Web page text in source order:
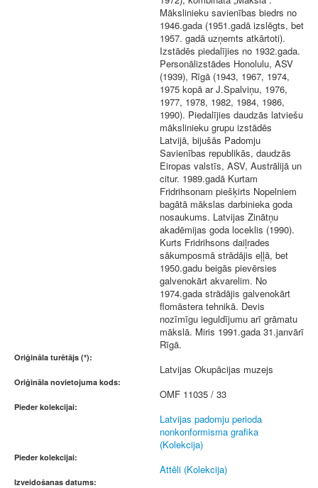
Mākslinieku savienības biedrs no
1946.gada (1951.gadā izslēgts, bet
1957. gadā uzņemts atkārtoti).
Izstādēs piedalījies no 1932.gada.
Personālizstādes Honolulu, ASV
(1939), Rīgā (1943, 1967, 1974,
1975 kopā ar J.Spalviņu, 1976,
1977, 1978, 1982, 1984, 1986,
1990). Piedalījies daudzās latviešu
mākslinieku grupu izstādēs
Latvijā, bijušās Padomju
Savienības republikās, daudzās
Eiropas valstīs, ASV, Austrālijā un
citur. 1989.gadā Kurtam
Fridrihsonam piešķirts Nopelniem
bagātā mākslas darbinieka goda
nosaukums. Latvijas Zinātņu
akadēmijas goda loceklis (1990).
Kurts Fridrihsons daiļrades
sākumposmā strādājis eļļā, bet
1950.gadu beigās pievērsies
galvenokārt akvarelim. No
1974.gada strādājis galvenokārt
flomāstera tehnikā. Devis
nozīmīgu ieguldījumu arī grāmatu
mākslā. Miris 1991.gada 31.janvārī
Rīgā.
Oriģināla turētājs (*):
Latvijas Okupācijas muzejs
Oriģināla novietojuma kods:
OMF 11035 / 33
Pieder kolekcijai:
Latvijas padomju perioda
nonkonformisma grafika
(Kolekcija)
Pieder kolekcijai:
Attēli (Kolekcija)
Izveidošanas datums: